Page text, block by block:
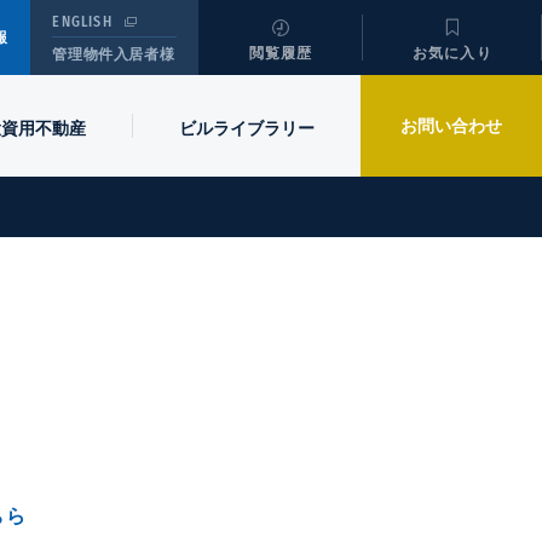
ENGLISH
管理物件入居者様
閲覧履歴 お気に入り
用不動産 ビルライブラリー お問い合わせ